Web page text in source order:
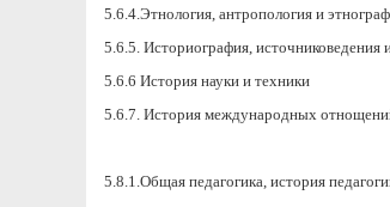
5.6.4.Этнология, антропология и
5.6.5. Историография, источниковедения
5.6.6 История науки и техники
5.6.7. История международных
5.8.1.Общая педагогика, история